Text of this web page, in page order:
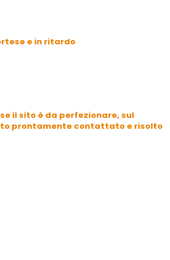
e in ritardo
il sito è da perfezionare, sul
prontamente contattato e risolto